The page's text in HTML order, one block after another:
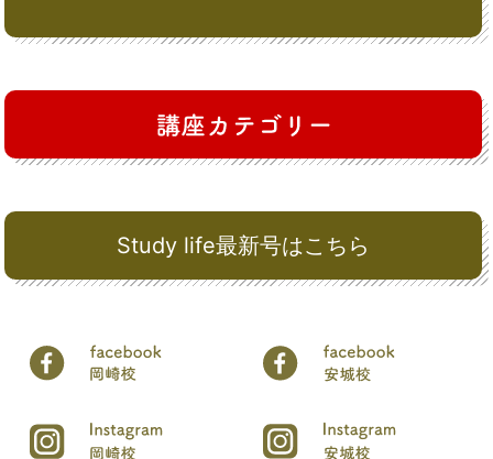
Study life最新号はこちら